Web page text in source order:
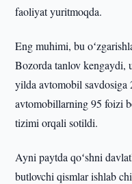
faoliyat yuritmoqda.
Eng muhimi, bu
Bozorda tanlov kengaydi,
yilda avtomobil
avtomobillarning 95 foizi
tizimi orqali sotildi.
Ayni paytda qoʻshni
butlovchi qismlar ishlab